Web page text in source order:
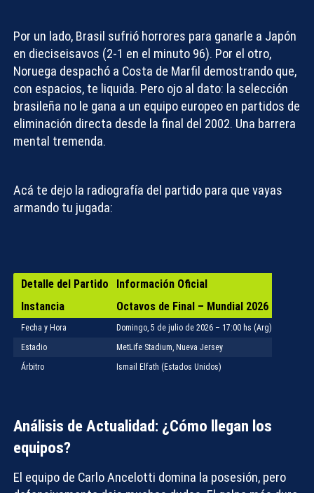
Por un lado, Brasil sufrió horrores para ganarle a Japón
en dieciseisavos (2-1 en el minuto 96). Por el otro,
Noruega despachó a Costa de Marfil demostrando que,
con espacios, te liquida. Pero ojo al dato: la selección
brasileña no le gana a un equipo europeo en partidos de
eliminación directa desde la final del 2002. Una barrera
mental tremenda.
Acá te dejo la radiografía del partido para que vayas
armando tu jugada:
Detalle del Partido
Información Oficial
Instancia
Octavos de Final – Mundial 2026
Fecha y Hora
Domingo, 5 de julio de 2026 – 17:00 hs (Arg)
Estadio
MetLife Stadium, Nueva Jersey
Árbitro
Ismail Elfath (Estados Unidos)
Análisis de Actualidad: ¿Cómo llegan los
equipos?
El equipo de Carlo Ancelotti domina la posesión, pero